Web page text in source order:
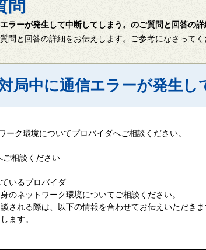
問
ラーが発生して中断してしまう。のご質問と回答の
問と回答の詳細をお伝えします。ご参考になさって
局中に通信エラーが発生
ーク環境についてプロバイダへご相談ください。
相談ください
いるプロバイダ
ネットワーク環境についてご相談ください。
れる際は、以下の情報を合わせてお伝えいただきま
す。